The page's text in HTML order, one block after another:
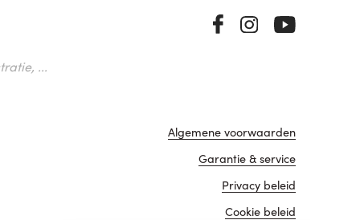
...
Algemene voorwaarden
Garantie & service
Privacy beleid
Cookie beleid